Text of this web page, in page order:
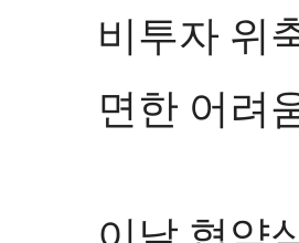
비투자 위
면한 어려